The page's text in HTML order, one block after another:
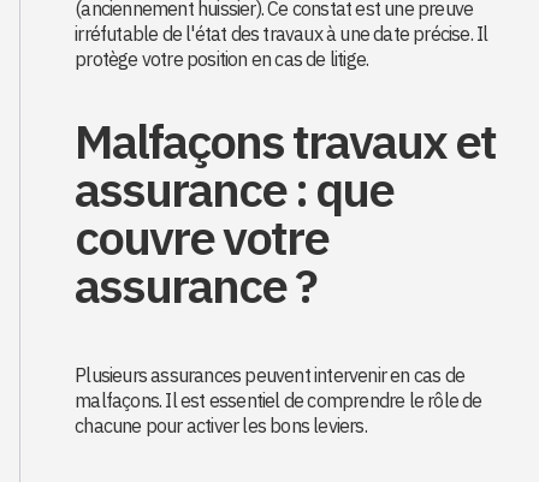
(anciennement huissier). Ce constat est une preuve
irréfutable de l'état des travaux à une date précise. Il
protège votre position en cas de litige.
Malfaçons travaux et
assurance : que
couvre votre
assurance ?
Plusieurs assurances peuvent intervenir en cas de
malfaçons. Il est essentiel de comprendre le rôle de
chacune pour activer les bons leviers.